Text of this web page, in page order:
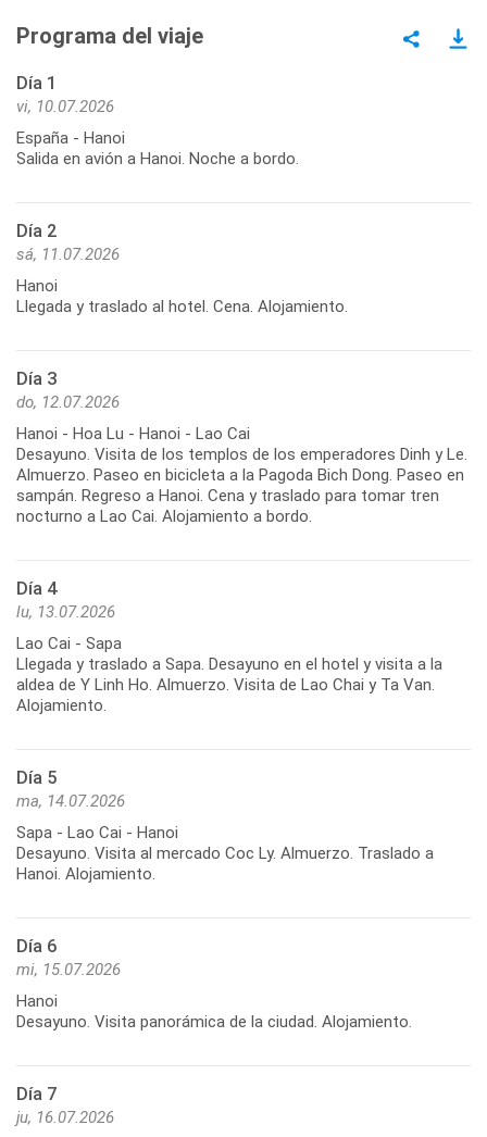
Programa del viaje
Día 1
vi, 10.07.2026
España - Hanoi
Salida en avión a Hanoi. Noche a bordo.
Día 2
sá, 11.07.2026
Hanoi
Llegada y traslado al hotel. Cena. Alojamiento.
Día 3
do, 12.07.2026
Hanoi - Hoa Lu - Hanoi - Lao Cai
Desayuno. Visita de los templos de los emperadores Dinh y Le.
Almuerzo. Paseo en bicicleta a la Pagoda Bich Dong. Paseo en
sampán. Regreso a Hanoi. Cena y traslado para tomar tren
nocturno a Lao Cai. Alojamiento a bordo.
Día 4
lu, 13.07.2026
Lao Cai - Sapa
Llegada y traslado a Sapa. Desayuno en el hotel y visita a la
aldea de Y Linh Ho. Almuerzo. Visita de Lao Chai y Ta Van.
Alojamiento.
Día 5
ma, 14.07.2026
Sapa - Lao Cai - Hanoi
Desayuno. Visita al mercado Coc Ly. Almuerzo. Traslado a
Hanoi. Alojamiento.
Día 6
mi, 15.07.2026
Hanoi
Desayuno. Visita panorámica de la ciudad. Alojamiento.
Día 7
ju, 16.07.2026